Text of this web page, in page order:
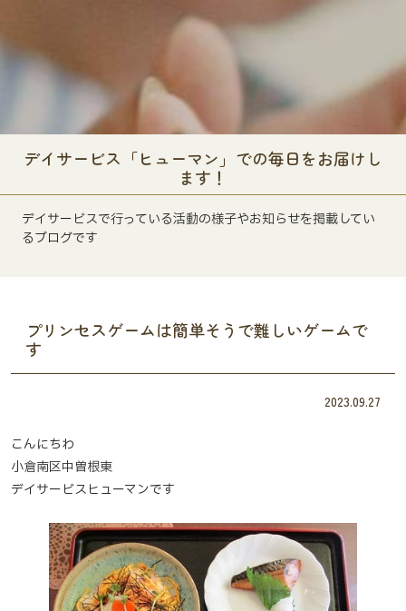
デイサービス「ヒューマン」での毎日をお届けし
ます！
デイサービスで行っている活動の様子やお知らせを掲載してい
るブログです
プリンセスゲームは簡単そうで難しいゲームで
す
2023.09.27
こんにちわ
小倉南区中曽根東
デイサービスヒューマンです